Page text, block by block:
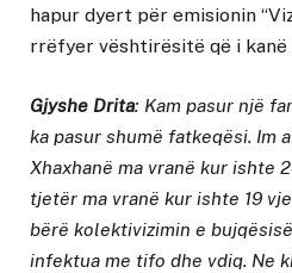
hapur dyert për emisionin
rrëfyer vështirësitë që i
Gjyshe Drita: Kam pasur një
ka pasur shumë fatkeqësi. Im
Xhaxhanë ma vranë kur ishte
tjetër ma vranë kur ishte 19
bërë kolektivizimin e
infektua me tifo dhe vdiq. Ne